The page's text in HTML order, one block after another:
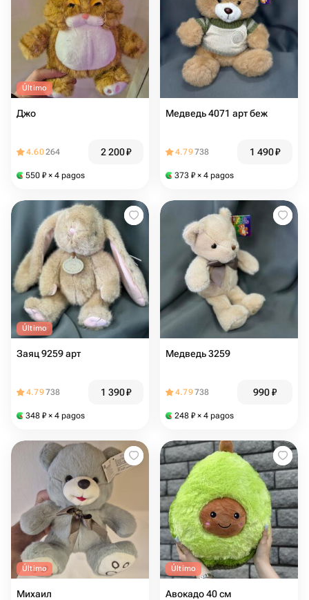
Último
Джо
4.60264 2 200₽
550 ₽ × 4 pagos
Медведь 4071 арт беж
4.79738 1 490₽
373 ₽ × 4 pagos
Último
Заяц 9259 арт
4.79738 1 390₽
348 ₽ × 4 pagos
Медведь 3259
4.79738 990₽
248 ₽ × 4 pagos
Último
Михаил
Último
Авокадо 40 см